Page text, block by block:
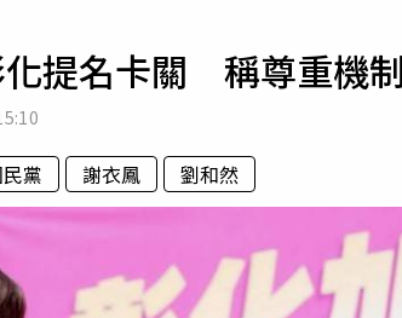
專欄
房產新勢力
提名卡關 稱尊重機
黨 謝衣鳳 劉和然